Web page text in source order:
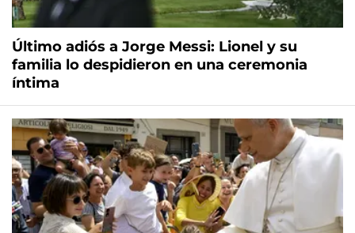
Último adiós a Jorge Messi: Lionel y su
familia lo despidieron en una ceremonia
íntima